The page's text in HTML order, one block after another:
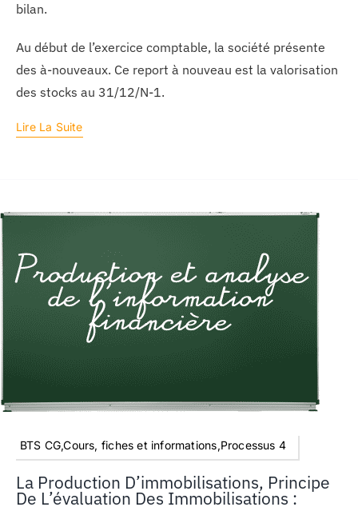
bilan.
Au début de l’exercice comptable, la société présente
des à-nouveaux. Ce report à nouveau est la valorisation
des stocks au 31/12/N-1.
Lire La Suite
BTS CG,Cours, fiches et informations,Processus 4
La Production D’immobilisations, Principe
De L’évaluation Des Immobilisations :